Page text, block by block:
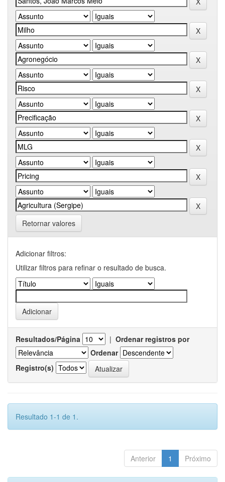
Retornar valores
Adicionar filtros:
Utilizar filtros para refinar o resultado de busca.
Resultados/Página | Ordenar registros por
Ordenar
Registro(s)
Resultado 1-1 de 1.
Anterior 1 Próximo